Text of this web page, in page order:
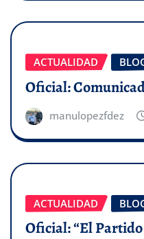
ACTUALIDAD
Oficial:
manulopezfdez
ACTUALIDAD
Oficial: “El